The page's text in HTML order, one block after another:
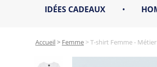
IDÉES CADEAUX •
Accueil> Femme >T-shirt Femme -